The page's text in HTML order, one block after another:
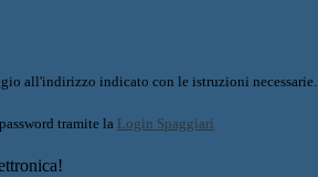
all'indirizzo indicato con le istruzioni necessarie.
tramite la Login Spaggiari